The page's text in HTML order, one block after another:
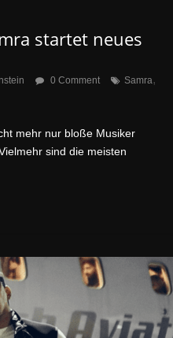
startet neues
0 Comment Samra,
mehr nur bloße Musiker
sind die meisten